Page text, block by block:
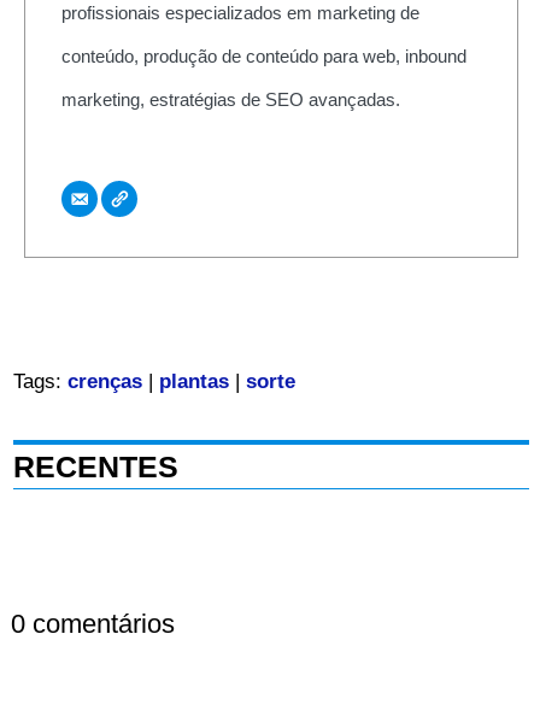
profissionais especializados em marketing de
conteúdo, produção de conteúdo para web, inbound
marketing, estratégias de SEO avançadas.
Tags: crenças| plantas| sorte
RECENTES
0 comentários